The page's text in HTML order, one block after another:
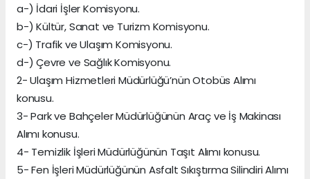
a-) İdari İşler Komisyonu.
b-) Kültür, Sanat ve Turizm Komisyonu.
c-) Trafik ve Ulaşım Komisyonu.
d-) Çevre ve Sağlık Komisyonu.
2- Ulaşım Hizmetleri Müdürlüğü’nün Otobüs Alımı
konusu.
3- Park ve Bahçeler Müdürlüğünün Araç ve İş Makinası
Alımı konusu.
4- Temizlik İşleri Müdürlüğünün Taşıt Alımı konusu.
5- Fen İşleri Müdürlüğünün Asfalt Sıkıştırma Silindiri Alımı